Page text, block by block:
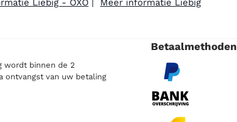
Liebig - OXO| Meer informatie Liebig
wordt binnen de 2
ontvangst van uw betaling
Betaalmethoden